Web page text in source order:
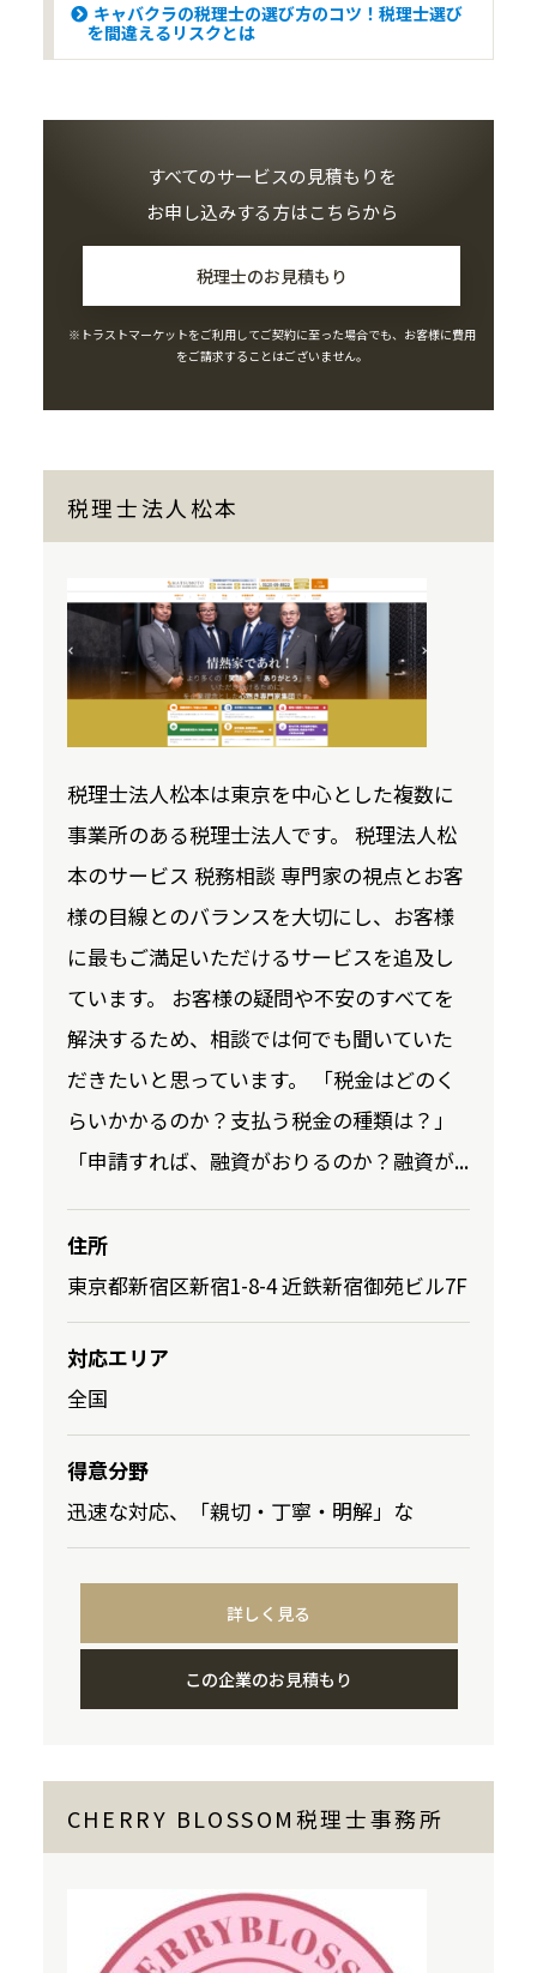
キャバクラの税理士の選び方のコツ！税理士選び
を間違えるリスクとは
すべてのサービスの見積もりを
お申し込みする方はこちらから
税理士のお見積もり
※トラストマーケットをご利用してご契約に至った場合でも、お客様に費用
をご請求することはございません。
税理士法人松本
税理士法人松本は東京を中心とした複数に
事業所のある税理士法人です。 税理法人松
本のサービス 税務相談 専門家の視点とお客
様の目線とのバランスを大切にし、お客様
に最もご満足いただけるサービスを追及し
ています。 お客様の疑問や不安のすべてを
解決するため、相談では何でも聞いていた
だきたいと思っています。 「税金はどのく
らいかかるのか？支払う税金の種類は？」
「申請すれば、融資がおりるのか？融資が...
住所
東京都新宿区新宿1-8-4 近鉄新宿御苑ビル7F
対応エリア
全国
得意分野
迅速な対応、「親切・丁寧・明解」な
詳しく見る
この企業のお見積もり
CHERRY BLOSSOM税理士事務所